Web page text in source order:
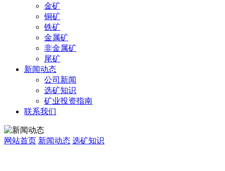
金矿
铜矿
铁矿
金属矿
非金属矿
尾矿
新闻动态
公司新闻
选矿知识
矿业投资指南
联系我们
网站首页 新闻动态 选矿知识